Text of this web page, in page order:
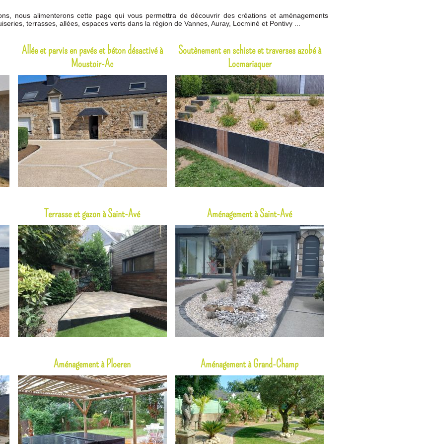
Suivant dans3 sec.
nous alimenterons cette page qui vous permettra de découvrir des créations et aménagements
terrasses, allées, espaces verts dans la région de Vannes, Auray, Locminé et Pontivy ...
Allée et parvis en pavés et béton désactivé à
Moustoir-Ac
Soutènement en schiste et traverses azobé à
Locmariaquer
Terrasse et gazon à Saint-Avé Aménagement à Saint-Avé
Aménagement à Ploeren Aménagement à Grand-Champ